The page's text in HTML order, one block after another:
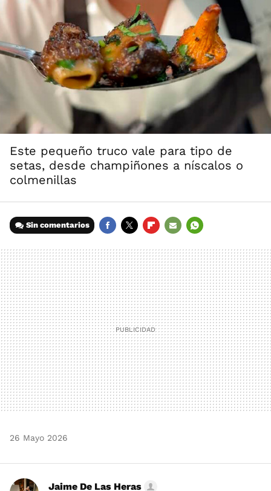
Este pequeño truco vale para tipo de
setas, desde champiñones a níscalos o
colmenillas
Sin comentarios
MAIL
26 Mayo 2026
Jaime De Las Heras